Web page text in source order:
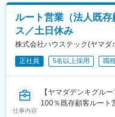
・コンテナー回収率
・レンタル価格改定活
＜その他＞
・営業スタイル：既
・担当エリア：関西
※使用後のコンテナー
球環境に優しい循環型
ルート営業（法人既
ス／土日休み
株式会社ハウステック(ヤマ
正社員 5名以上採用 職
仕事内容
【ヤマダデンキグル
100％既存顧客ルート